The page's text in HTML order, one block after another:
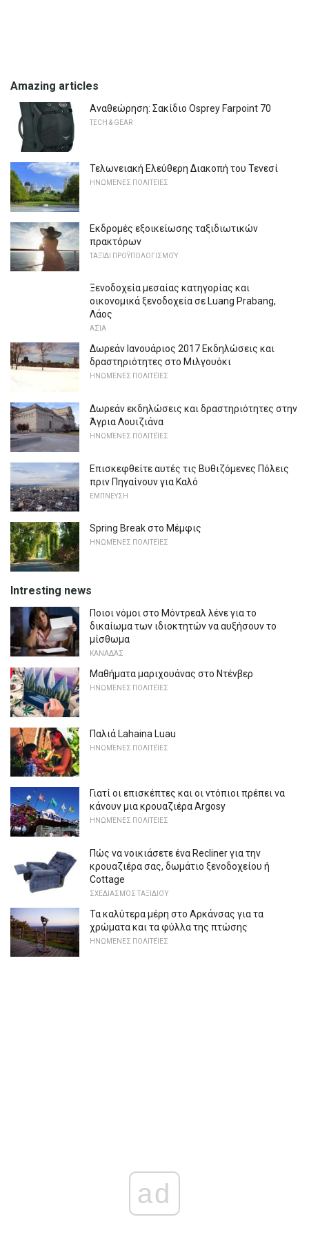
Amazing articles
Αναθεώρηση: Σακίδιο Osprey Farpoint 70
TECH & GEAR
Τελωνειακή Ελεύθερη Διακοπή του Τενεσί
ΗΝΩΜΈΝΕΣ ΠΟΛΙΤΕΊΕΣ
Εκδρομές εξοικείωσης ταξιδιωτικών
πρακτόρων
ΤΑΞΊΔΙ ΠΡΟΫΠΟΛΟΓΙΣΜΟΎ
Ξενοδοχεία μεσαίας κατηγορίας και
οικονομικά ξενοδοχεία σε Luang Prabang,
Λάος
ΑΣΊΑ
Δωρεάν Ιανουάριος 2017 Εκδηλώσεις και
δραστηριότητες στο Μιλγουόκι
ΗΝΩΜΈΝΕΣ ΠΟΛΙΤΕΊΕΣ
Δωρεάν εκδηλώσεις και δραστηριότητες στην
Άγρια Λουιζιάνα
ΗΝΩΜΈΝΕΣ ΠΟΛΙΤΕΊΕΣ
Επισκεφθείτε αυτές τις Βυθιζόμενες Πόλεις
πριν Πηγαίνουν για Καλό
ΕΜΠΝΕΥΣΗ
Spring Break στο Μέμφις
ΗΝΩΜΈΝΕΣ ΠΟΛΙΤΕΊΕΣ
Intresting news
Ποιοι νόμοι στο Μόντρεαλ λένε για το
δικαίωμα των ιδιοκτητών να αυξήσουν το
μίσθωμα
ΚΑΝΑΔΆΣ
Μαθήματα μαριχουάνας στο Ντένβερ
ΗΝΩΜΈΝΕΣ ΠΟΛΙΤΕΊΕΣ
Παλιά Lahaina Luau
ΗΝΩΜΈΝΕΣ ΠΟΛΙΤΕΊΕΣ
Γιατί οι επισκέπτες και οι ντόπιοι πρέπει να
κάνουν μια κρουαζιέρα Argosy
ΗΝΩΜΈΝΕΣ ΠΟΛΙΤΕΊΕΣ
Πώς να νοικιάσετε ένα Recliner για την
κρουαζιέρα σας, δωμάτιο ξενοδοχείου ή
Cottage
ΣΧΕΔΙΑΣΜΌΣ ΤΑΞΙΔΙΟΎ
Τα καλύτερα μέρη στο Αρκάνσας για τα
χρώματα και τα φύλλα της πτώσης
ΗΝΩΜΈΝΕΣ ΠΟΛΙΤΕΊΕΣ
ad